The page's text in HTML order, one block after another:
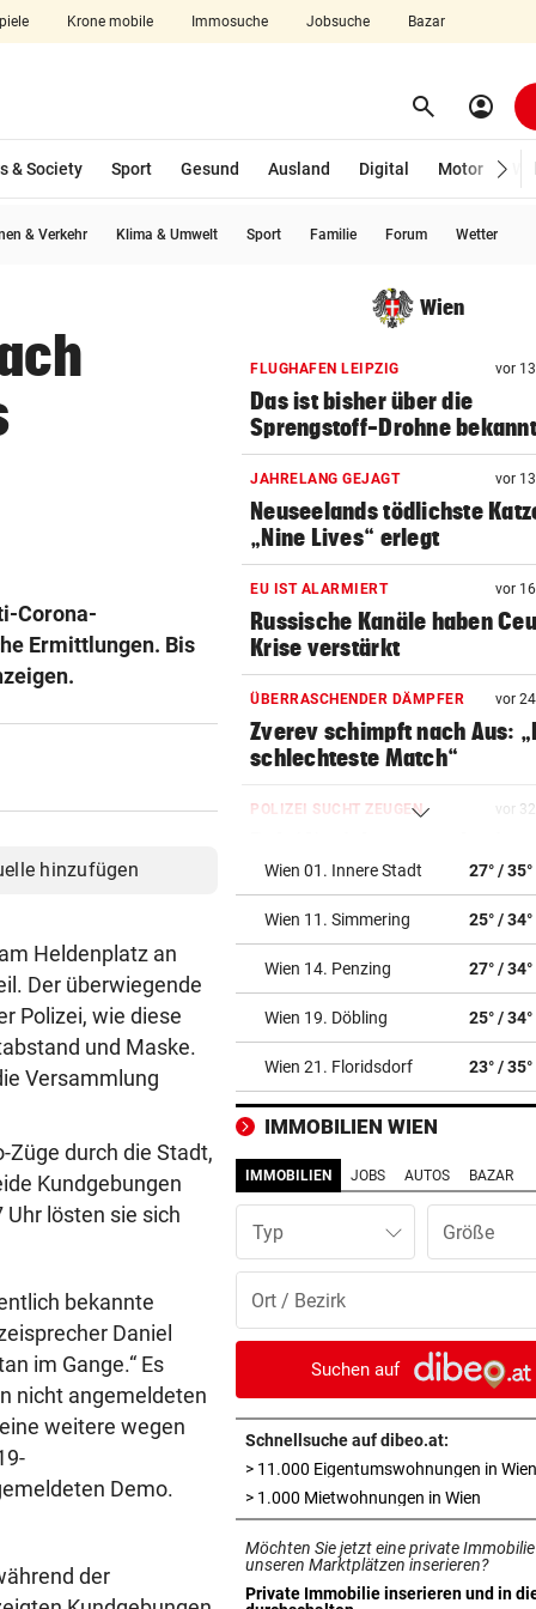
Krone mobile Immosuche Jobsuche Bazar
aufklappen search Suchen
account_circle
& Society Sport Gesund Ausland Digital Motor
& Verkehr Klima & Umwelt Sport Familie Forum Wetter
Corona-
Ermittlungen. Bis
hinzufügen
Heldenplatz an
Der überwiegende
Polizei, wie diese
und Maske.
Versammlung
durch die Stadt,
Kundgebungen
lösten sie sich
bekannte
Daniel
im Gange.“ Es
nicht angemeldeten
weitere wegen
Demo.
der
Wien
FLUGHAFEN LEIPZIG vor
Das ist bisher über die
Sprengstoff-Drohne
JAHRELANG GEJAGT vor
Neuseelands tödlichste
„Nine Lives“ erlegt
EU IST ALARMIERT vor
Russische Kanäle haben
Krise verstärkt
ÜBERRASCHENDER DÄMPFER vor
Zverev schimpft nach Aus:
schlechteste Match“
POLIZEI SUCHT ZEUGEN vor
Wasser – reanimiert!
TÜR VEREITELT ÜBERFALL vor
Tollpatschiger Räuber muss
sieben Jahre absitzen
ABKOCH-EMPFEHLUNG vor
Unwetter: Trinkwasser in
Ort verunreinigt!
„WUT UND VERBITTERUNG“
Lebenslange Haft nach
Anschlag in München
Diagnose da!
IN BACHBETT GEFANGEN vor
Notruf abgebrochen: Suche
verletztem Wanderer
ABREISE AUS SAALFELDEN vor
RB-Star verabschiedet sich:
Rekorddeal steht bevor
Wien 01. Innere Stadt 27° / 35°
Wien 11. Simmering 25° / 34°
Wien 14. Penzing 27° / 34°
Wien 19. Döbling 25° / 34°
Wien 21. Floridsdorf 23° / 35°
IMMOBILIEN WIEN
IMMOBILIEN JOBS AUTOS BAZAR
Typ
Suchen auf
Schnellsuche auf dibeo.at:
> 11.000 Eigentumswohnungen in Wien
> 1.000 Mietwohnungen in Wien
Möchten Sie jetzt eine private
unseren Marktplätzen inserieren?
Private Immobilie inserieren und in